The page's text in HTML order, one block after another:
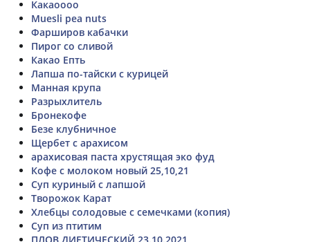
Какаоооо
Muesli pea nuts
Фарширов кабачки
Пирог со сливой
Какао Епть
Лапша по-тайски с курицей
Манная крупа
Разрыхлитель
Бронекофе
Безе клубничное
Щербет с арахисом
арахисовая паста хрустящая эко фуд
Кофе с молоком новый 25,10,21
Суп куриный с лапшой
Творожок Карат
Хлебцы солодовые с семечками (копия)
Суп из птитим